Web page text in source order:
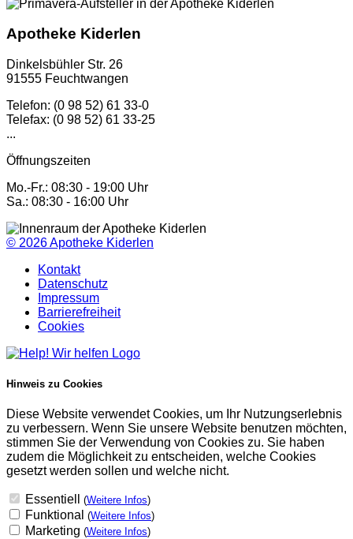
Apotheke Kiderlen
Dinkelsbühler Str. 26
91555 Feuchtwangen
Telefon: (0 98 52) 61 33-0
Telefax: (0 98 52) 61 33-25
...
Öffnungszeiten
Mo.-Fr.: 08:30 - 19:00 Uhr
Sa.: 08:30 - 16:00 Uhr
© 2026Apotheke Kiderlen
Kontakt
Datenschutz
Impressum
Barrierefreiheit
Cookies
Hinweis zu Cookies
Diese Website verwendet Cookies, um Ihr Nutzungserlebnis
zu verbessern. Wenn Sie unsere Website benutzen möchten,
stimmen Sie der Verwendung von Cookies zu. Sie haben
zudem die Möglichkeit zu entscheiden, welche Cookies
gesetzt werden sollen und welche nicht.
Essentiell (Weitere Infos)
Funktional (Weitere Infos)
Marketing (Weitere Infos)